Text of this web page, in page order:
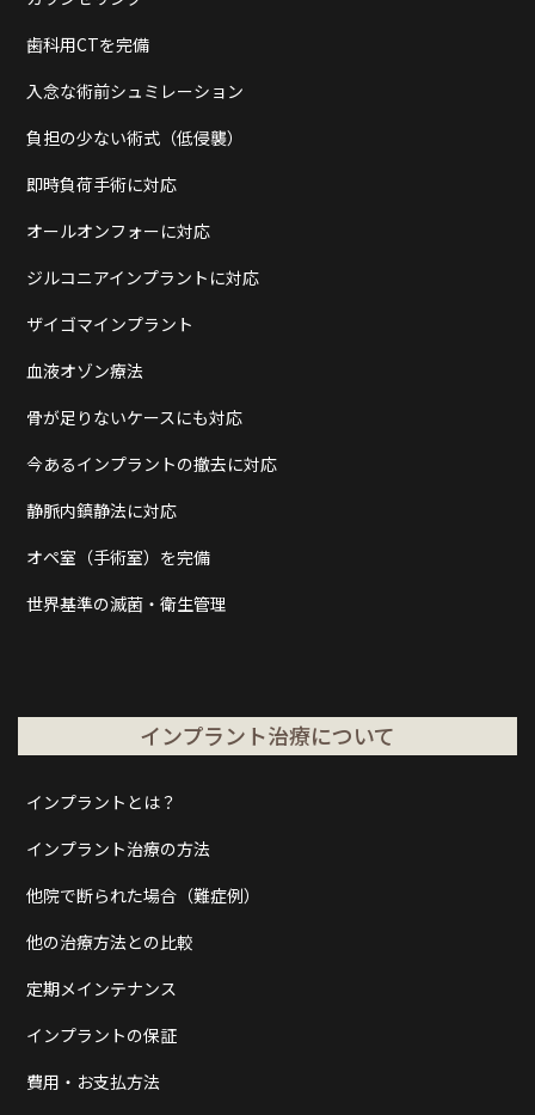
歯科用CTを完備
入念な術前シュミレーション
負担の少ない術式（低侵襲）
即時負荷手術に対応
オールオンフォーに対応
ジルコニアインプラントに対応
ザイゴマインプラント
血液オゾン療法
骨が足りないケースにも対応
今あるインプラントの撤去に対応
静脈内鎮静法に対応
オペ室（手術室）を完備
世界基準の滅菌・衛生管理
インプラント治療について
インプラントとは？
インプラント治療の方法
他院で断られた場合（難症例）
他の治療方法との比較
定期メインテナンス
インプラントの保証
費用・お支払方法